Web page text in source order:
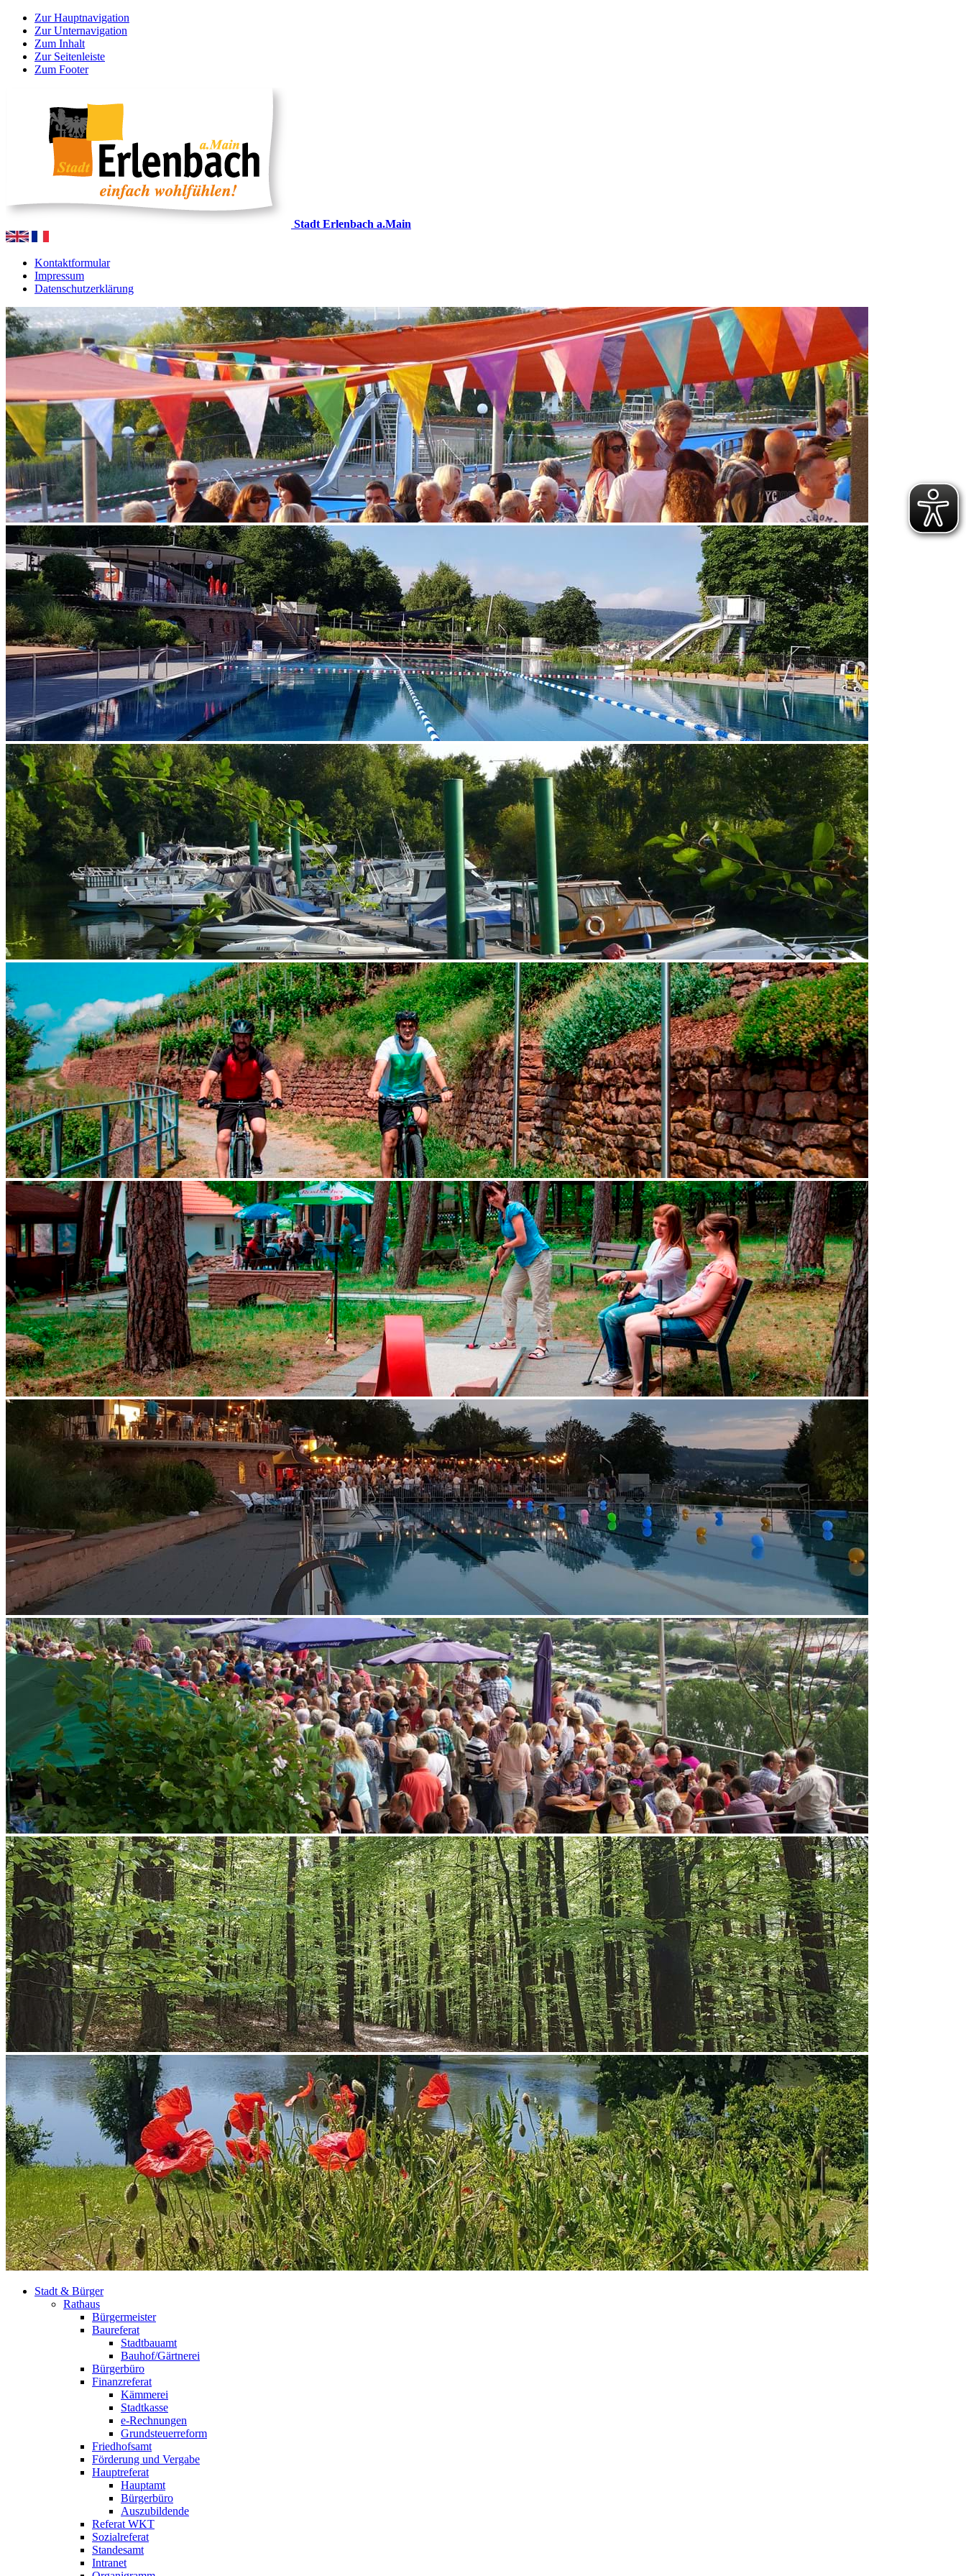
Zur Hauptnavigation
Zur Unternavigation
Zum Inhalt
Zur Seitenleiste
Zum Footer
Stadt Erlenbach a.Main
Kontaktformular
Impressum
Datenschutzerklärung
Stadt & Bürger
Rathaus
Bürgermeister
Baureferat
Stadtbauamt
Bauhof/Gärtnerei
Bürgerbüro
Finanzreferat
Kämmerei
Stadtkasse
e-Rechnungen
Grundsteuerreform
Friedhofsamt
Förderung und Vergabe
Hauptreferat
Hauptamt
Bürgerbüro
Auszubildende
Referat WKT
Sozialreferat
Standesamt
Intranet